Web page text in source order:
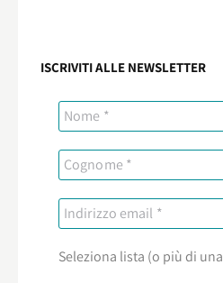
ISCRIVITI ALLE NEWSLETTER
Seleziona lista (o più di